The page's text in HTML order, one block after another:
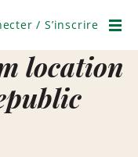
/ S’inscrire
location